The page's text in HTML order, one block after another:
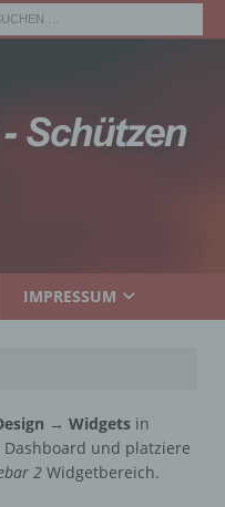
IMPRESSUM
→ Widgetsin
Dashboard und platziere
2Widgetbereich.